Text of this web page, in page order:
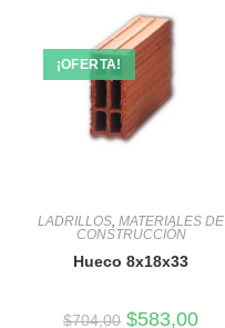
¡OFERTA!
LADRILLOS,MATERIALES DE
CONSTRUCCIÓN
Hueco 8x18x33
$704,00 El
$583,00El